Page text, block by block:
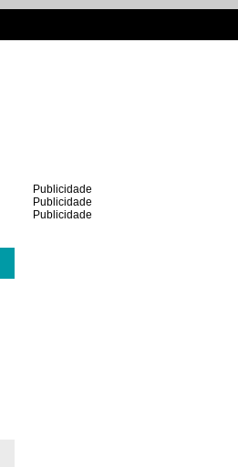
Publicidade
Publicidade
Publicidade